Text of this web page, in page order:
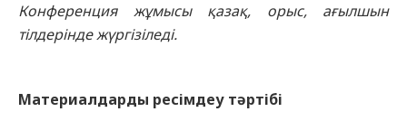
Конференция жұмысы қазақ, орыс, ағылшын
тілдерінде жүргізіледі.
Материалдарды ресімдеу тәртібі